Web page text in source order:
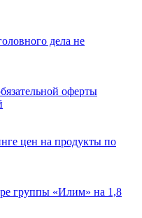
дела не
оферты
цен на продукты по
группы «Илим» на 1,8